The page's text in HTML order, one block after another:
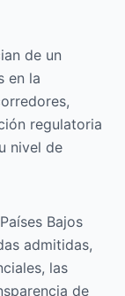
de un
en la
regulatoria
nivel de
Bajos
admitidas,
las
de